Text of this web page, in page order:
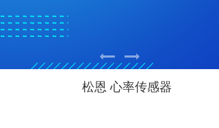
松恩 心率传感器